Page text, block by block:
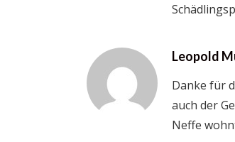
Leopold
Danke für
auch der
Neffe